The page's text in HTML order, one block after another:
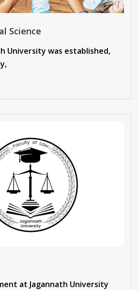
Science
University was established,
at Jagannath University